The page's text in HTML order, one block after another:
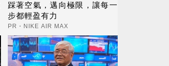
踩著空氣，邁向極限，讓每一
步都輕盈有力
PR・NIKE AIR MAX